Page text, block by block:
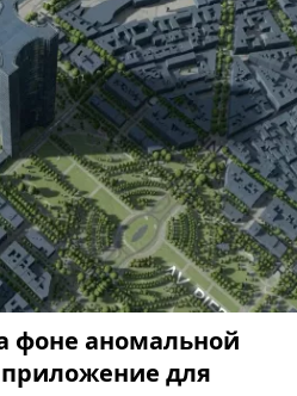
фоне аномальной
для